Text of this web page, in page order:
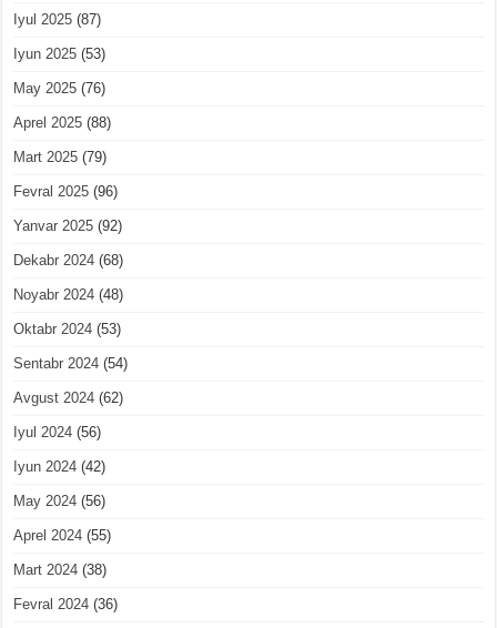
Iyul 2025 (87)
Iyun 2025 (53)
May 2025 (76)
Aprel 2025 (88)
Mart 2025 (79)
Fevral 2025 (96)
Yanvar 2025 (92)
Dekabr 2024 (68)
Noyabr 2024 (48)
Oktabr 2024 (53)
Sentabr 2024 (54)
Avgust 2024 (62)
Iyul 2024 (56)
Iyun 2024 (42)
May 2024 (56)
Aprel 2024 (55)
Mart 2024 (38)
Fevral 2024 (36)